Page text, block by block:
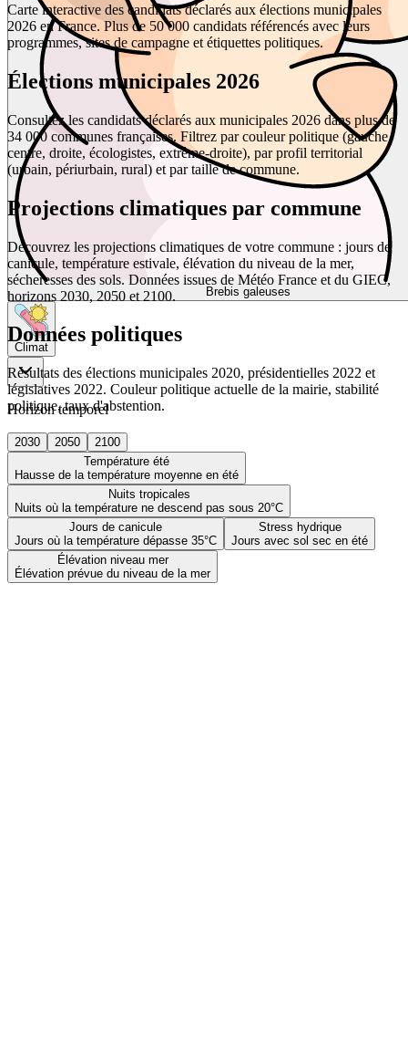
Brebis galeuses
Climat
Horizon temporel
2030 2050
2100
Température été
Hausse de la température moyenne en été
Nuits tropicales
Nuits où la température ne descend pas sous 20°C
Jours de canicule
Jours où la température dépasse 35°C
Stress hydrique
Jours avec sol sec en été
Élévation niveau mer
Élévation prévue du niveau de la mer
Carte interactive des candidats déclarés aux élections municipales
2026 en France. Plus de 50 000 candidats référencés avec leurs
programmes, sites de campagne et étiquettes politiques.
Élections municipales 2026
Consultez les candidats déclarés aux municipales 2026 dans plus de
34 000 communes françaises. Filtrez par couleur politique (gauche,
centre, droite, écologistes, extrême-droite), par profil territorial
(urbain, périurbain, rural) et par taille de commune.
Projections climatiques par commune
Découvrez les projections climatiques de votre commune : jours de
canicule, température estivale, élévation du niveau de la mer,
sécheresses des sols. Données issues de Météo France et du GIEC,
horizons 2030, 2050 et 2100.
Données politiques
Résultats des élections municipales 2020, présidentielles 2022 et
législatives 2022. Couleur politique actuelle de la mairie, stabilité
politique, taux d'abstention.